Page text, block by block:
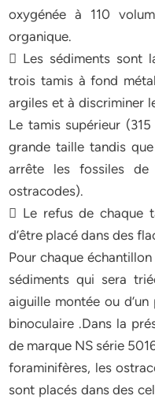
oxygénée à 110
organique.
 Les sédiments sont
trois tamis à fond
argiles et à discriminer
Le tamis supérieur
grande taille tandis
arrête les fossiles
ostracodes).
 Le refus de chaque
d’être placé dans des
Pour chaque
sédiments qui sera
aiguille montée ou
binoculaire .Dans la
de marque NS série
foraminifères, les
sont placés dans des